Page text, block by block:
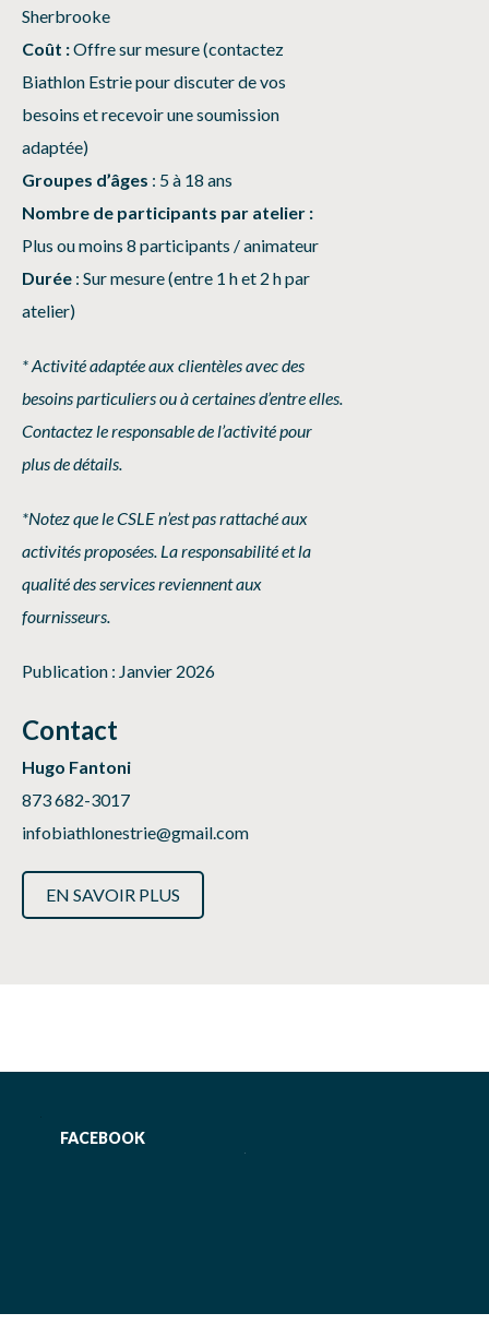
Sherbrooke
Coût :Offre sur mesure (contactez
Biathlon Estrie pour discuter de vos
besoins et recevoir une soumission
adaptée)
Groupes d’âges : 5 à 18 ans
Nombre de participants par atelier :
Plus ou moins 8 participants / animateur
Durée : Sur mesure (entre 1 h et 2 h par
atelier)
* Activité adaptée aux clientèles avec des
besoins particuliers ou à certaines d’entre elles.
Contactez le responsable de l’activité pour
plus de détails.
*Notez que le CSLE n’est pas rattaché aux
activités proposées. La responsabilité et la
qualité des services reviennent aux
fournisseurs.
Publication : Janvier 2026
Contact
Hugo Fantoni
873 682-3017
infobiathlonestrie@gmail.com
EN SAVOIR PLUS
FACEBOOK